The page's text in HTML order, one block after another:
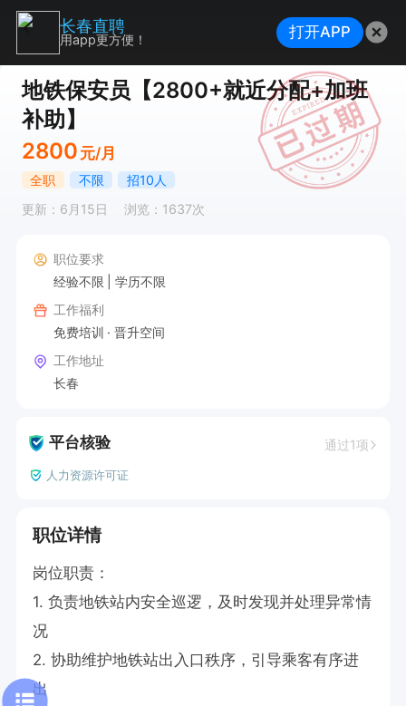
地铁保安员【2800+就近分配+加班
补助】
2800 元/月
全职 不限
招10人
更新：6月15日
浏览：1637次
职位要求
经验不限
学历不限
工作福利
免费培训
晋升空间
工作地址
长春
平台核验 通过1项
人力资源许可证
职位详情
岗位职责：
1. 负责地铁站内安全巡逻，及时发现并处理异常情
况
2. 协助维护地铁站出入口秩序，引导乘客有序进
出
长春直聘
用app更方便！ 打开APP